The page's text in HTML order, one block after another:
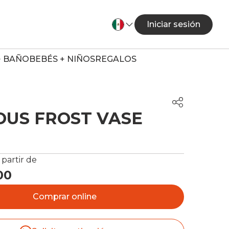
Iniciar sesión
BAÑOBEBÉS + NIÑOSREGALOS
FROST VASE
partir de
Comprar online